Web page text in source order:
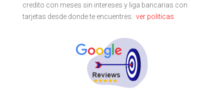
credito con meses sin intereses y liga bancarias con
tarjetas desde donde te encuentres. ver politicas.